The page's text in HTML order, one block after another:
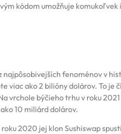
kódom umožňuje
najpôsobivejších fenoménov v
viac ako 2 bilióny dolárov. To
vrchole býčieho trhu v roku
10 miliárd dolárov.
2020 jej klon Sushiswap